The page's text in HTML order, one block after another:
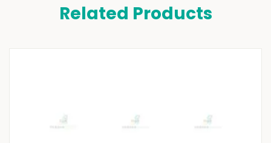
Related Products